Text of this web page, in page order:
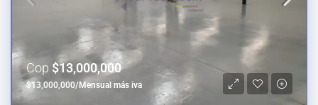
Cop $13,000,000
$13,000,000/Mensual más iva